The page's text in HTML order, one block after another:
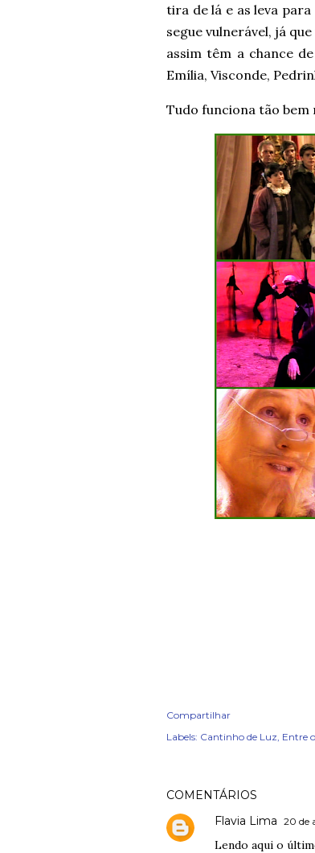
tira de lá e as leva
segue vulnerável, já
assim têm a chance
Emília, Visconde,
Tudo funciona tão bem
Compartilhar
Labels: Cantinho de Luz Entre
COMENTÁRIOS
Flavia Lima 20 de
Lendo aqui o